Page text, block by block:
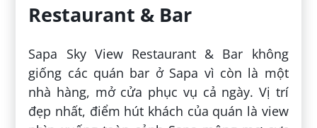
Restaurant & Bar
Sapa Sky View Restaurant & Bar không
giống các quán bar ở Sapa vì còn là một
nhà hàng, mở cửa phục vụ cả ngày. Vị trí
đẹp nhất, điểm hút khách của quán là view